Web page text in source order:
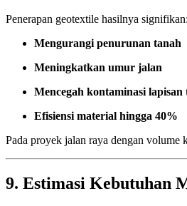
Penerapan geotextile hasilnya signifikan:
Mengurangi penurunan tanah
Meningkatkan umur jalan
Mencegah kontaminasi lapisan
Efisiensi material hingga 40%
Pada proyek jalan raya dengan volume
9. Estimasi Kebutuhan